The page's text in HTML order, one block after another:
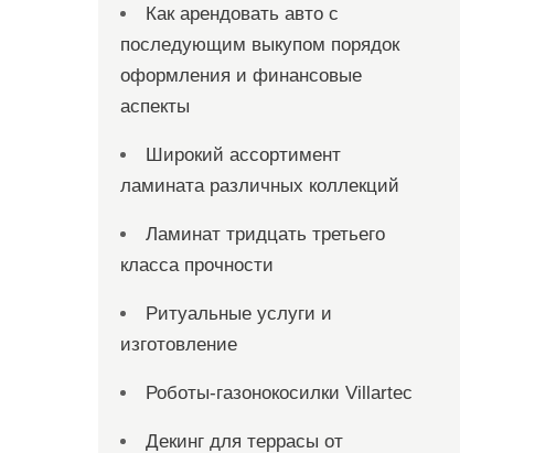
Как арендовать авто с
последующим выкупом порядок
оформления и финансовые
аспекты
Широкий ассортимент
ламината различных коллекций
Ламинат тридцать третьего
класса прочности
Ритуальные услуги и
изготовление
Роботы-газонокосилки Villartec
Декинг для террасы от